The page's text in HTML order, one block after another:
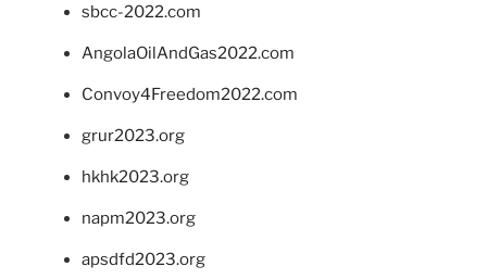
sbcc-2022.com
AngolaOilAndGas2022.com
Convoy4Freedom2022.com
grur2023.org
hkhk2023.org
napm2023.org
apsdfd2023.org